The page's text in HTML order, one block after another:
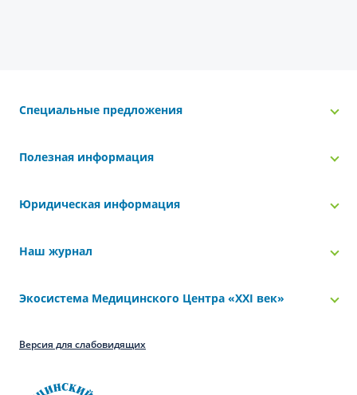
Специальные предложения
Полезная информация
Юридическая информация
Наш журнал
Экосистема Медицинского Центра «‎XXI век»
Версия для слабовидящих